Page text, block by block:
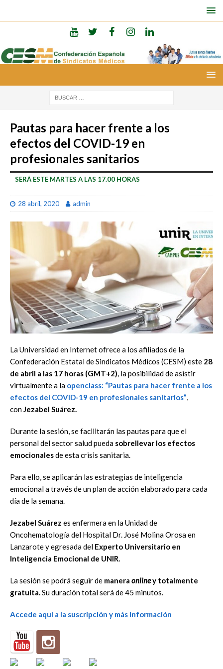
Pautas para hacer frente a los
efectos del COVID-19 en
profesionales sanitarios
SERÁ ESTE MARTES A LAS 17.00 HORAS
28 abril, 2020 admin
La Universidad en Internet ofrece a los afiliados de la
Confederación Estatal de Sindicatos Médicos (CESM) este 28
de abril a las 17 horas (GMT+2), la posibilidad de asistir
virtualmente a la openclass: “Pautas para hacer frente a los
efectos del COVID-19 en profesionales sanitarios”,
conJezabel Suárez.
Durante la sesión, se facilitarán las pautas para que el
personal del sector salud pueda sobrellevar los efectos
emocionalesde esta crisis sanitaria.
Para ello, se aplicarán las estrategias de inteligencia
emocional a través de un plan de acción elaborado para cada
día de la semana.
Jezabel Suárez es enfermera en la Unidad de
Oncohematología del Hospital Dr. José Molina Orosa en
Lanzarote y egresada del Experto Universitario en
Inteligencia Emocional de UNIR.
La sesión se podrá seguir de manera onliney totalmente
gratuita.Su duración total será de 45 minutos.
Accede aquí a la suscripción y más información